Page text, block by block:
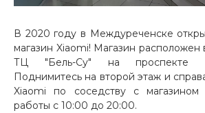
Получайте товар
Оставшиеся75
% будут
списыватьсяс вашей карты
по25% каждые 2 недели
В 2020 году в Междуреченске
магазин Xiaomi! Магазин расположен
ТЦ "Бель-Су" на проспекте
Поднимитесь на второй этаж и
Xiaomi по соседству с
работы с 10:00 до 20:00.